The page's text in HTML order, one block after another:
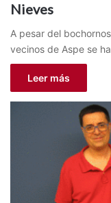
Nieves
A pesar del
vecinos de Aspe se
Leer más